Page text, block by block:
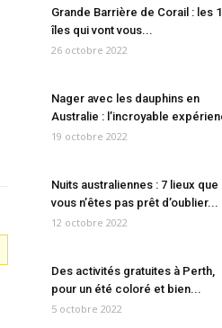
Grande Barrière de Corail : les
îles qui vont vous...
26 octobre 2022
Nager avec les dauphins en
Australie : l’incroyable
19 octobre 2022
Nuits australiennes : 7 lieux que
vous n’êtes pas prêt d’oublier...
12 octobre 2022
Des activités gratuites à Perth,
pour un été coloré et bien...
5 octobre 2022